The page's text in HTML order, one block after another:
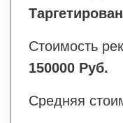
Стоимость
150000 Руб.
Средняя